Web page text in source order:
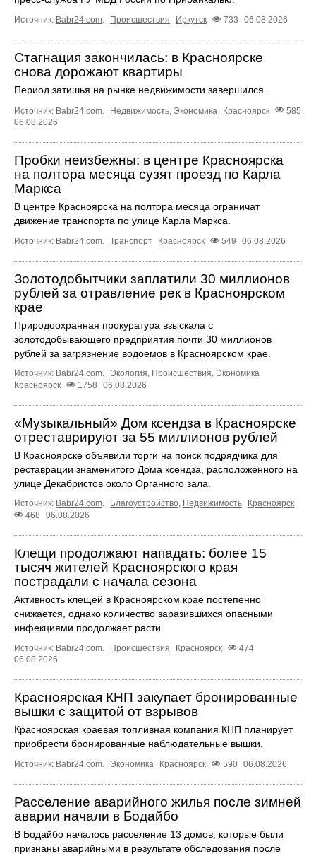
Источник: Babr24.com. Происшествия Иркутск 733 06.08.2026
Стагнация закончилась: в Красноярске
снова дорожают квартиры
Период затишья на рынке недвижимости завершился.
Источник: Babr24.com Недвижимость Экономика Красноярск
585
06.08.2026
Пробки неизбежны: в центре Красноярска
на полтора месяца сузят проезд по Карла
Маркса
В центре Красноярска на полтора месяца ограничат
движение транспорта по улице Карла Маркса.
Источник: Babr24.com Транспорт Красноярск 549 06.08.2026
Золотодобытчики заплатили 30 миллионов
рублей за отравление рек в Красноярском
крае
Природоохранная прокуратура взыскала с
золотодобывающего предприятия почти 30 миллионов
рублей за загрязнение водоемов в Красноярском крае.
Источник: Babr24.com Экология Происшествия Экономика
Красноярск
1758 06.08.2026
«Музыкальный» Дом ксендза в Красноярске
отреставрируют за 55 миллионов рублей
В Красноярске объявили торги на поиск подрядчика для
реставрации знаменитого Дома ксендза, расположенного на
улице Декабристов около Органного зала.
Источник: Babr24.com Благоустройство Недвижимость
Красноярск
468
06.08.2026
Клещи продолжают нападать: более 15
тысяч жителей Красноярского края
пострадали с начала сезона
Активность клещей в Красноярском крае постепенно
снижается, однако количество заразившихся опасными
инфекциями продолжает расти.
Источник: Babr24.com. Происшествия Красноярск
474
06.08.2026
Красноярская КНП закупает бронированные
вышки с защитой от взрывов
Красноярская краевая топливная компания КНП планирует
приобрести бронированные наблюдательные вышки.
Источник: Babr24.com. Экономика Красноярск 590 06.08.2026
Расселение аварийного жилья после зимней
аварии начали в Бодайбо
В Бодайбо началось расселение 13 домов, которые были
признаны аварийными в результате обследования после